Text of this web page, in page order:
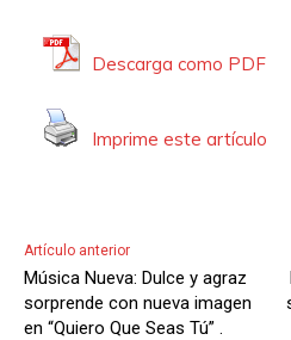
o
Descarga como PDF
Imprime este artículo
Artículo anterior
Música Nueva: Dulce y agraz
sorprende con nueva imagen
en “Quiero Que Seas Tú” .